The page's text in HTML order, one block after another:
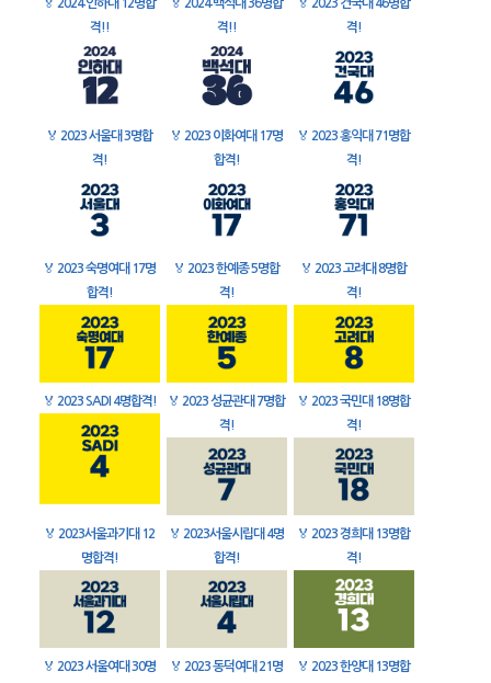
🏅 2024 인하대 12명합
격!!
🏅 2024 백석대 36명합
격!!
🏅 2023 건국대 46명합
격!
🏅 2023 서울대 3명합
격!
🏅 2023 이화여대 17명
합격!
🏅 2023 홍익대 71명합
격!
🏅 2023 숙명여대 17명
합격!
🏅 2023 한예종 5명합
격!
🏅 2023 고려대 8명합
격!
🏅 2023 SADI 4명합격! 🏅 2023 성균관대 7명합
격!
🏅 2023 국민대 18명합
격!
🏅 2023서울과기대 12
명합격!
🏅 2023서울시립대 4명
합격!
🏅 2023 경희대 13명합
격!
🏅 2023 서울여대 30명
🏅 2023 동덕여대 21명
🏅 2023 한양대 13명합